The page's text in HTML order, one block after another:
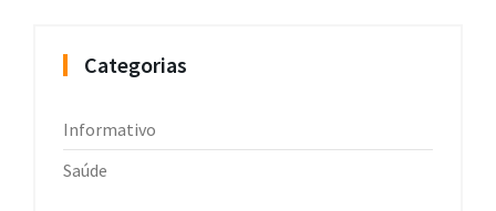
Categorias
Informativo
Saúde